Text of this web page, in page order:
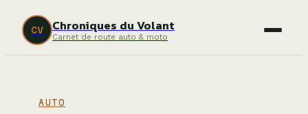
CV Chroniques du Volant
Carnet de route auto & moto
AUTO